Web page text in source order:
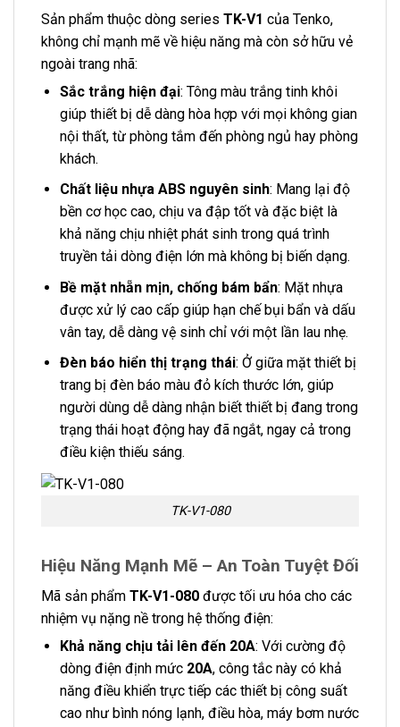
Sản phẩm thuộc dòng series TK-V1 của Tenko,
không chỉ mạnh mẽ về hiệu năng mà còn sở hữu vẻ
ngoài trang nhã:
Sắc trắng hiện đại: Tông màu trắng tinh khôi
giúp thiết bị dễ dàng hòa hợp với mọi không gian
nội thất, từ phòng tắm đến phòng ngủ hay phòng
khách.
Chất liệu nhựa ABS nguyên sinh: Mang lại độ
bền cơ học cao, chịu va đập tốt và đặc biệt là
khả năng chịu nhiệt phát sinh trong quá trình
truyền tải dòng điện lớn mà không bị biến dạng.
Bề mặt nhẵn mịn, chống bám bẩn: Mặt nhựa
được xử lý cao cấp giúp hạn chế bụi bẩn và dấu
vân tay, dễ dàng vệ sinh chỉ với một lần lau nhẹ.
Đèn báo hiển thị trạng thái: Ở giữa mặt thiết bị
trang bị đèn báo màu đỏ kích thước lớn, giúp
người dùng dễ dàng nhận biết thiết bị đang trong
trạng thái hoạt động hay đã ngắt, ngay cả trong
điều kiện thiếu sáng.
TK-V1-080
Hiệu Năng Mạnh Mẽ – An Toàn Tuyệt Đối
Mã sản phẩm TK-V1-080 được tối ưu hóa cho các
nhiệm vụ nặng nề trong hệ thống điện:
Khả năng chịu tải lên đến 20A: Với cường độ
dòng điện định mức 20A, công tắc này có khả
năng điều khiển trực tiếp các thiết bị công suất
cao như bình nóng lạnh, điều hòa, máy bơm nước